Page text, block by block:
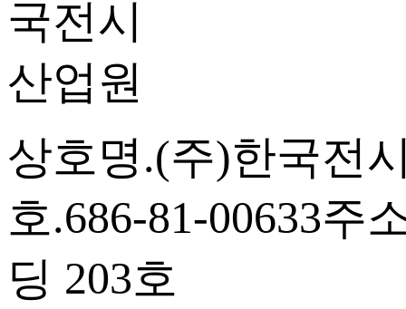
상호명.(주)한국전
호.686-81-00633주
딩 203호